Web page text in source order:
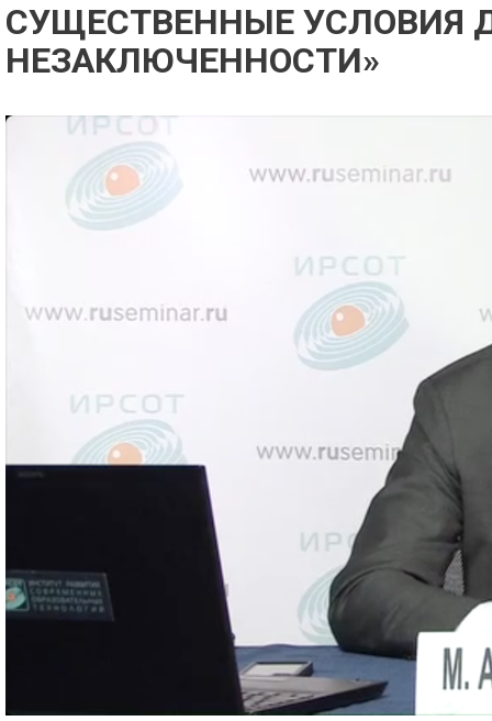
СУЩЕСТВЕННЫЕ УСЛОВИЯ
НЕЗАКЛЮЧЕННОСТИ»
Предварительный просмотр.